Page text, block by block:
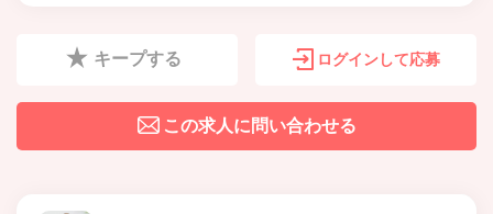
キープする ログインして応募
この求人に問い合わせる